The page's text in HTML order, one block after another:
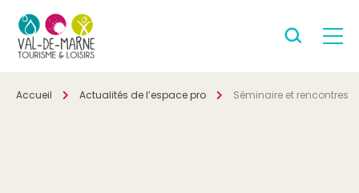
Accueil Actualités de l’espace pro Séminaire et rencontres